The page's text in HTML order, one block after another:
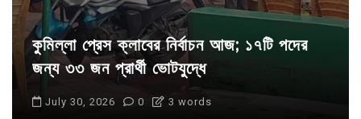
কুমিল্লা প্রেস ক্লাবের নির্বাচন আজ; ১৭টি পদের
জন্য ৩৩ জন প্রার্থী ভোটযুদ্ধে
July 30, 2026 0 3 words